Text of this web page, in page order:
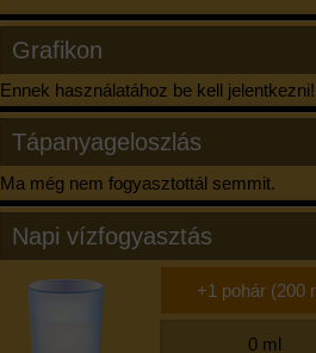
Grafikon
Ennek használatához be kell jelentkezni!
Tápanyageloszlás
Ma még nem fogyasztottál semmit.
Napi vízfogyasztás